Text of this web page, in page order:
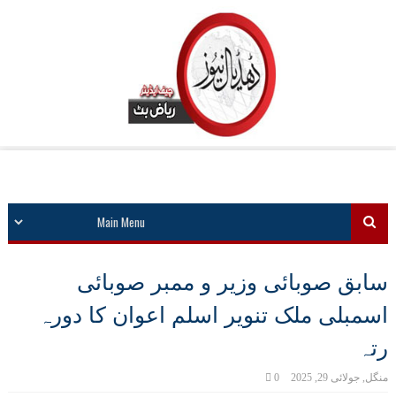
سابق صوبائی وزیر و ممبر صوبائی
اسمبلی ملک تنویر اسلم اعوان کا دورہ
رتہ
منگل, جولائی 29, 2025 0